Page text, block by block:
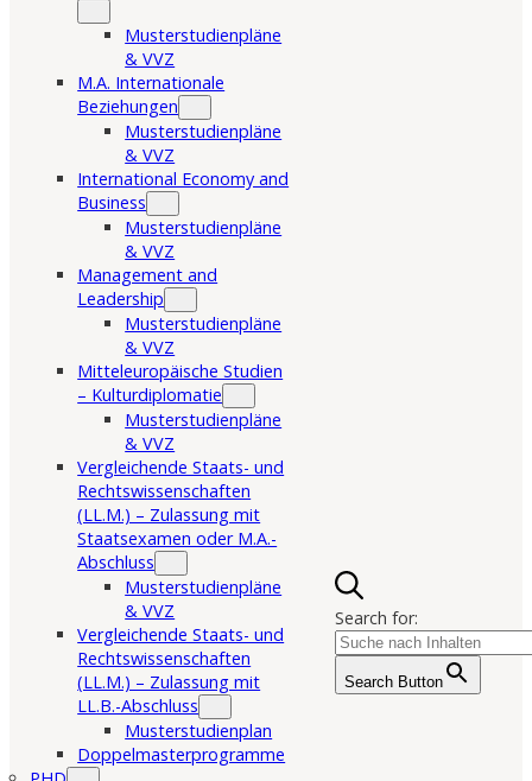
Musterstudienpläne
& VVZ
M.A. Internationale
Beziehungen
Musterstudienpläne
& VVZ
International Economy and
Business
Musterstudienpläne
& VVZ
Management and
Leadership
Musterstudienpläne
& VVZ
Mitteleuropäische Studien
– Kulturdiplomatie
Musterstudienpläne
& VVZ
Vergleichende Staats- und
Rechtswissenschaften
(LL.M.) – Zulassung mit
Staatsexamen oder M.A.-
Abschluss
Musterstudienpläne
& VVZ
Vergleichende Staats- und
Rechtswissenschaften
(LL.M.) – Zulassung mit
LL.B.-Abschluss
Musterstudienplan
Doppelmasterprogramme
Search for:
Search Button